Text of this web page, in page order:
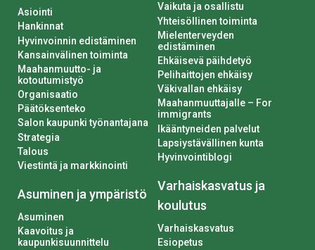
Asiointi
Hankinnat
Hyvinvoinnin edistäminen
Kansainvälinen toiminta
Maahanmuutto- ja
kotoutumistyö
Organisaatio
Päätöksenteko
Salon kaupunki työnantajana
Strategia
Talous
Viestintä ja markkinointi
Asuminen ja ympäristö
Asuminen
Kaavoitus ja
kaupunkisuunnittelu
Vaikuta ja osallistu
Yhteisöllinen toiminta
Mielenterveyden
edistäminen
Ehkäisevä päihdetyö
Pelihaittojen ehkäisy
Väkivallan ehkäisy
Maahanmuuttajalle – For
immigrants
Ikääntyneiden palvelut
Lapsiystävällinen kunta
Hyvinvointiblogi
Varhaiskasvatus ja
koulutus
Varhaiskasvatus
Esiopetus